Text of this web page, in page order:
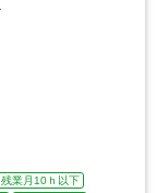
残業月10ｈ以下